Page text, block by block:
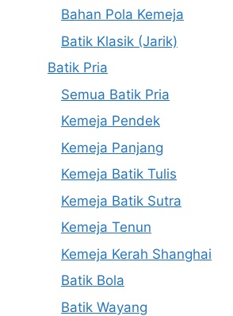
Bahan Pola Kemeja
Batik Klasik (Jarik)
Batik Pria
Semua Batik Pria
Kemeja Pendek
Kemeja Panjang
Kemeja Batik Tulis
Kemeja Batik Sutra
Kemeja Tenun
Kemeja Kerah Shanghai
Batik Bola
Batik Wayang